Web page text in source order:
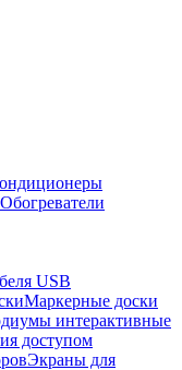
Обогреватели
USB
Маркерные доски
доступом
Экраны для